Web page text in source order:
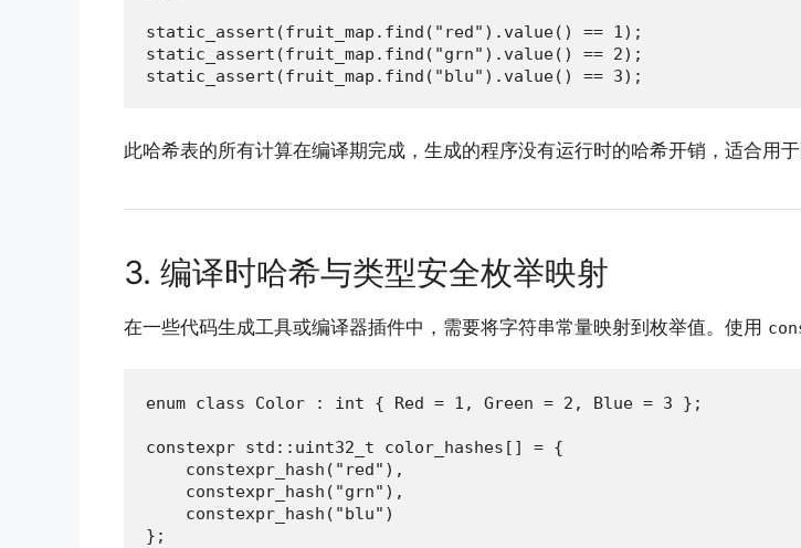
static_assert(fruit_map.find("red").value() == 1);
static_assert(fruit_map.find("grn").value() == 2);
static_assert(fruit_map.find("blu").value() == 3);
此哈希表的所有计算在编译期完成，生成的程序没有运行时的哈希开销，适合用
3. 编译时哈希与类型安全枚举映射
在一些代码生成工具或编译器插件中，需要将字符串常量映射到枚举值。使用
enum class Color : int { Red = 1, Green = 2, Blue = 3 };
constexpr std::uint32_t color_hashes[] = {
    constexpr_hash("red"),
    constexpr_hash("grn"),
    constexpr_hash("blu")
};